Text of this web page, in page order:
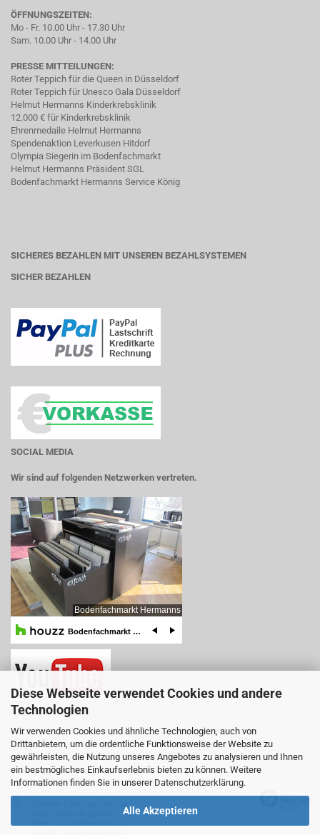
Diese Webseite verwendet Cookies und andere
Technologien
Wir verwenden Cookies und ähnliche Technologien, auch von
Drittanbietern, um die ordentliche Funktionsweise der Website zu
gewährleisten, die Nutzung unseres Angebotes zu analysieren und Ihnen
ein bestmögliches Einkaufserlebnis bieten zu können. Weitere
Informationen finden Sie in unserer Datenschutzerklärung.
Alle Akzeptieren
ÖFFNUNGSZEITEN:
Mo - Fr. 10.00 Uhr - 17.30 Uhr
Sam. 10.00 Uhr - 14.00 Uhr
PRESSE MITTEILUNGEN:
Roter Teppich für die Queen in Düsseldorf
Roter Teppich für Unesco Gala Düsseldorf
Helmut Hermanns Kinderkrebsklinik
12.000 € für Kinderkrebsklinik
Ehrenmedaile Helmut Hermanns
Spendenaktion Leverkusen Hitdorf
Olympia Siegerin im Bodenfachmarkt
Helmut Hermanns Präsident SGL
Bodenfachmarkt Hermanns Service König
SICHERES BEZAHLEN MIT UNSEREN BEZAHLSYSTEMEN
SICHER BEZAHLEN
SOCIAL MEDIA
Wir sind auf folgenden Netzwerken vertreten.
Online-Shopby Gambio.de © 2025
Ausgewählte Top-Bewertungen für www.teboshop.de